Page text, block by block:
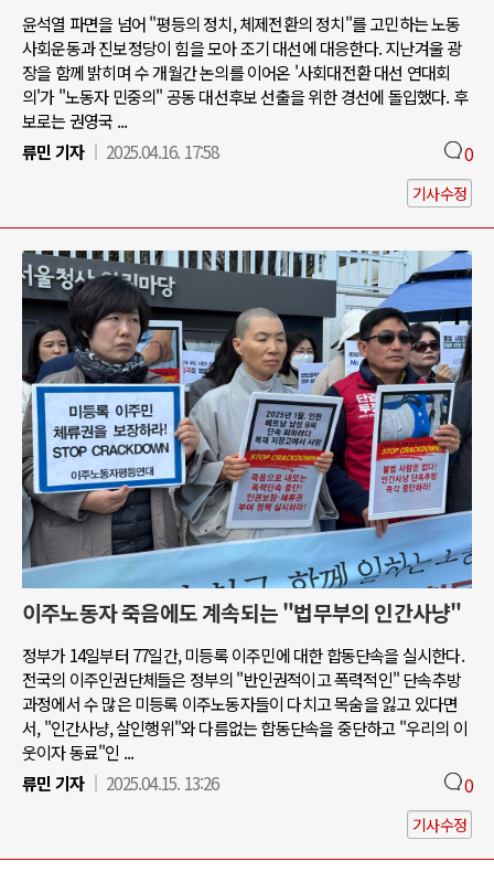
윤석열 파면을 넘어 "평등의 정치, 체제전환의 정치"를 고민하는 노동
사회운동과 진보정당이 힘을 모아 조기 대선에 대응한다. 지난겨울 광
장을 함께 밝히며 수 개월간 논의를 이어온 '사회대전환 대선 연대회
의'가 "노동자 민중의" 공동 대선후보 선출을 위한 경선에 돌입했다. 후
보로는 권영국 ...
류민 기자
2025.04.16. 17:58 0
기사수정
이주노동자 죽음에도 계속되는 "법무부의 인간사냥"
정부가 14일부터 77일간, 미등록 이주민에 대한 합동단속을 실시한다.
전국의 이주인권단체들은 정부의 "반인권적이고 폭력적인" 단속추방
과정에서 수 많은 미등록 이주노동자들이 다치고 목숨을 잃고 있다면
서, "인간사냥, 살인행위"와 다름없는 합동단속을 중단하고 "우리의 이
웃이자 동료"인 ...
류민 기자
2025.04.15. 13:26 0
기사수정